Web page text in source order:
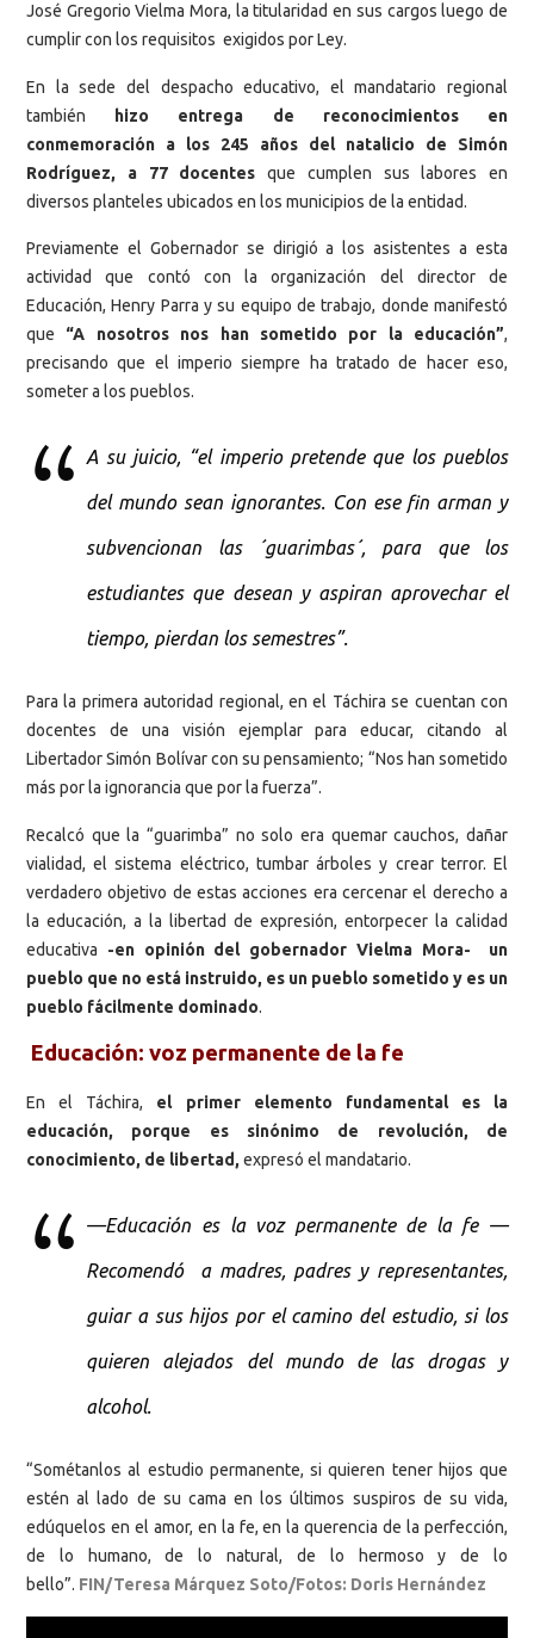
José Gregorio Vielma Mora, la titularidad en sus cargos luego de
cumplir con los requisitos exigidos por Ley.
En la sede del despacho educativo, el mandatario regional
también hizo entrega de reconocimientos en
conmemoración a los 245 años del natalicio de Simón
Rodríguez, a 77 docentes que cumplen sus labores en
diversos planteles ubicados en los municipios de la entidad.
Previamente el Gobernador se dirigió a los asistentes a esta
actividad que contó con la organización del director de
Educación, Henry Parra y su equipo de trabajo, donde manifestó
que “A nosotros nos han sometido por la educación”,
precisando que el imperio siempre ha tratado de hacer eso,
someter a los pueblos.
A su juicio, “el imperio pretende que los pueblos
del mundo sean ignorantes. Con ese fin arman y
subvencionan las ´guarimbas´, para que los
estudiantes que desean y aspiran aprovechar el
tiempo, pierdan los semestres”.
Para la primera autoridad regional, en el Táchira se cuentan con
docentes de una visión ejemplar para educar, citando al
Libertador Simón Bolívar con su pensamiento; “Nos han sometido
más por la ignorancia que por la fuerza”.
Recalcó que la “guarimba” no solo era quemar cauchos, dañar
vialidad, el sistema eléctrico, tumbar árboles y crear terror. El
verdadero objetivo de estas acciones era cercenar el derecho a
la educación, a la libertad de expresión, entorpecer la calidad
educativa -en opinión del gobernador Vielma Mora- un
pueblo que no está instruido, es un pueblo sometido y es un
pueblo fácilmente dominado.
Educación: voz permanente de la fe
En el Táchira, el primer elemento fundamental es la
educación, porque es sinónimo de revolución, de
conocimiento, de libertad, expresó el mandatario.
—Educación es la voz permanente de la fe —
Recomendó a madres, padres y representantes,
guiar a sus hijos por el camino del estudio, si los
quieren alejados del mundo de las drogas y
alcohol.
“Sométanlos al estudio permanente, si quieren tener hijos que
estén al lado de su cama en los últimos suspiros de su vida,
edúquelos en el amor, en la fe, en la querencia de la perfección,
de lo humano, de lo natural, de lo hermoso y de lo
bello”. FIN/Teresa Márquez Soto/Fotos: Doris Hernández